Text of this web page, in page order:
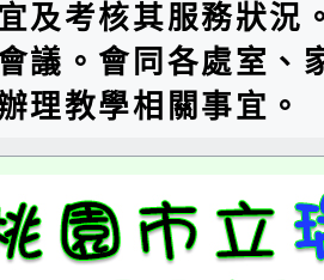
及考核其服務狀況
議。會同各處室、
理教學相關事宜。